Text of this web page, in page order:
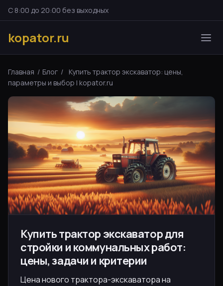
С 8:00 до 20:00 без выходных
kopator.ru
Главная / Блог /
Купить трактор экскаватор: цены,
параметры и выбор | kopator.ru
Купить трактор экскаватор для
стройки и коммунальных работ:
цены, задачи и критерии
Цена нового трактора-экскаватора на